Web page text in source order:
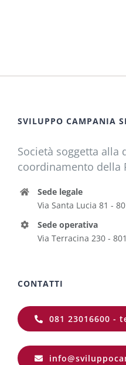
SVILUPPO CAMPANIA
Società soggetta alla
coordinamento della
Sede legale
Via Santa Lucia 81 -
Sede operativa
Via Terracina 230 -
CONTATTI
081 23016600 -